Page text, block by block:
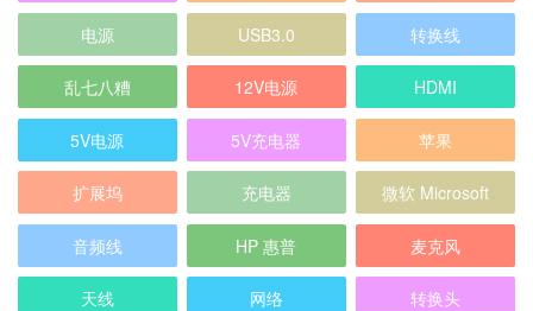
电源 USB3.0 转换线
乱七八糟 12V电源 HDMI
5V电源 5V充电器 苹果
扩展坞 充电器 微软 Microsoft
音频线 HP 惠普 麦克风
天线 网络 转换头